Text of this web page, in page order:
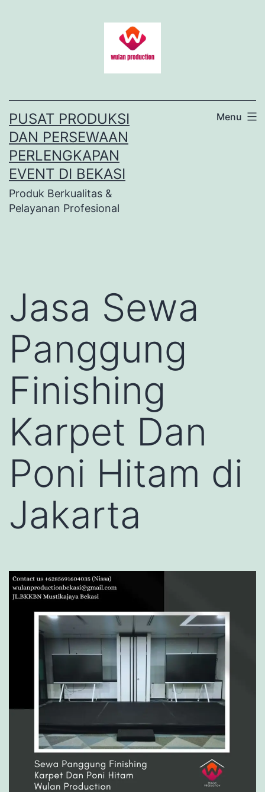
PUSAT PRODUKSI
DAN PERSEWAAN
PERLENGKAPAN
EVENT DI BEKASI
Produk Berkualitas &
Pelayanan Profesional
Menu
Jasa Sewa
Panggung
Finishing
Karpet Dan
Poni Hitam di
Jakarta